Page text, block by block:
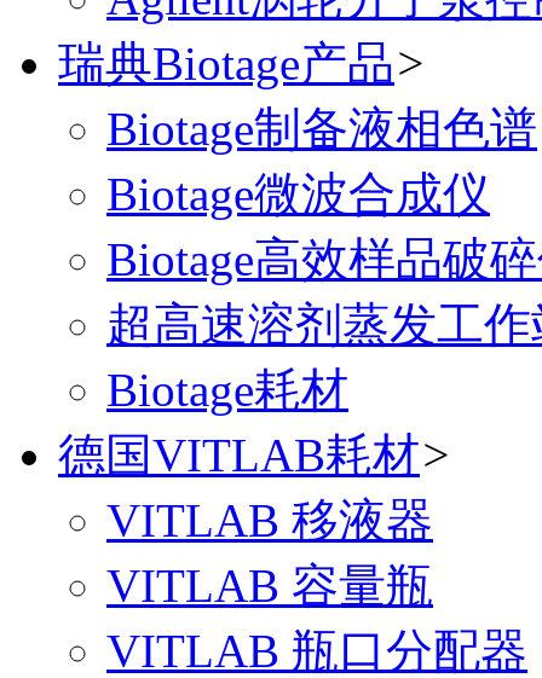
瑞典Biotage产品>
Biotage制备液相色谱
Biotage微波合成仪
Biotage高效样品破
超高速溶剂蒸发工作
Biotage耗材
德国VITLAB耗材>
VITLAB 移液器
VITLAB 容量瓶
VITLAB 瓶口分配器